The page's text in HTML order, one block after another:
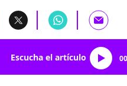
Escucha el artículo